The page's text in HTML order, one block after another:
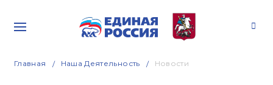
Главная Наша Деятельность Новости